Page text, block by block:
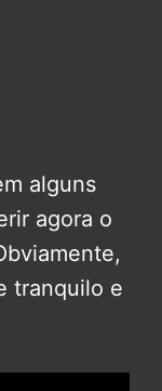
alguns
agora o
tranquilo e